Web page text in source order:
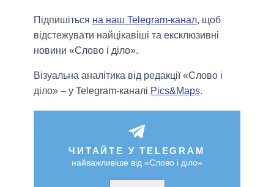
Підпишіться на наш Telegram-канал, щоб
відстежувати найцікавіші та ексклюзивні
новини «Слово і діло».
Візуальна аналітика від редакції «Слово і
діло» – у Telegram-каналі Pics&Maps.
ЧИТАЙТЕ У TELEGRAM
найважливіше від «Слово і діло»